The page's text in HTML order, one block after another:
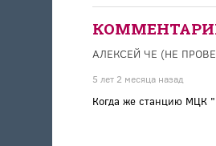
АЛЕКСЕЙ ЧЕ (НЕ
5 лет 2 месяца назад
Когда же станцию МЦК